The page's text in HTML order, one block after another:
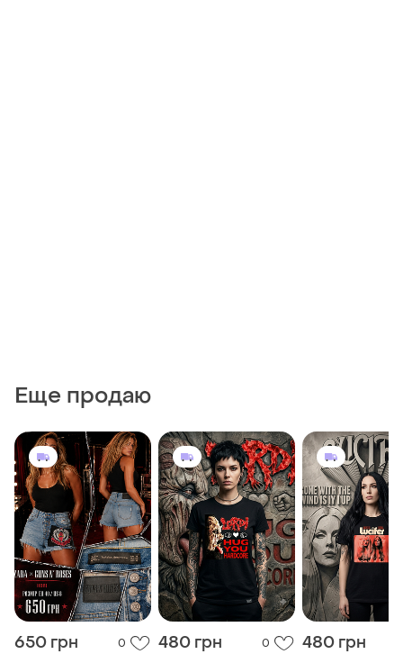
Еще продаю
650 грн 0 480 грн 0 480 грн